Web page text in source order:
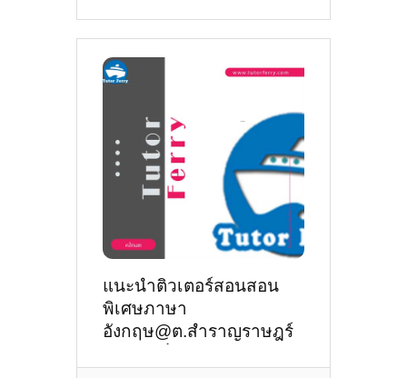
แนะนำติวเตอร์สอนสอน
พิเศษภาษา
อังกฤษ@ต.สำราญราษฎร์